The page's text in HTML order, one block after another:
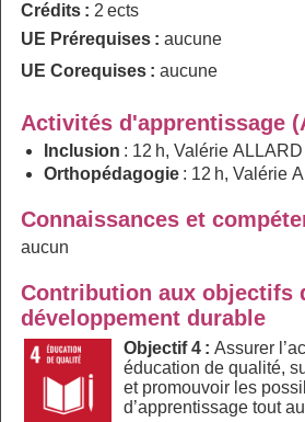
Crédits : 2 ects
UE Prérequises : aucune
UE Corequises : aucune
Activités d'apprentissage
Inclusion : 12 h, Valérie ALLARD
Orthopédagogie : 12 h, Valérie
Connaissances et
aucun
Contribution aux objectifs
développement durable
Objectif 4 : Assurer
éducation de qualité,
et promouvoir les
d’apprentissage tout